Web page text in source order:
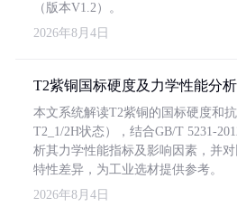
（版本V1.2）。
2026年8月4日
T2紫铜国标硬度及力学性能分析
本文系统解读T2紫铜的国标硬度和
T2_1/2H状态），结合GB/T 5231-
析其力学性能指标及影响因素，并
特性差异，为工业选材提供参考。
2026年8月4日